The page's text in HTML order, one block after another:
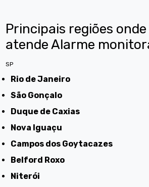
Principais regiões
atende Alarme
SP
Rio de Janeiro
São Gonçalo
Duque de Caxias
Nova Iguaçu
Campos dos Goytacazes
Belford Roxo
Niterói